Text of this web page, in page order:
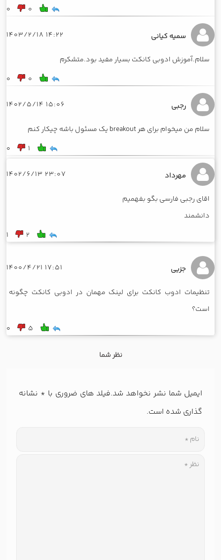
0
0
سمیه کیانی 14:22 1403/2/18
سلام.آموزش ادوبی کانکت بسیار مفید بود.متشکرم
0
0
رجبی 15:06 1402/5/14
سلام من میخوام برای هر breakout یک مسئول باشه چیکار کنم
1
0
مهرداد 23:07 1402/6/13
اقای رجبی فارسی بگو بفهمیم
دانشمند
2
1
جزیی 17:51 1400/4/21
تنظیمات ادوب کانکت برای لینک مهمان در ادوبی کانکت چگونه
است؟
5
0
نظر شما
ایمیل شما نشر نخواهد شد.فیلد های ضروری با * نشانه
گذاری شده است.